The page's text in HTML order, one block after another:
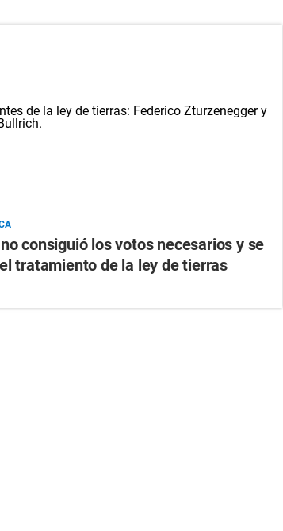
consiguió los votos necesarios y se
tratamiento de la ley de tierras